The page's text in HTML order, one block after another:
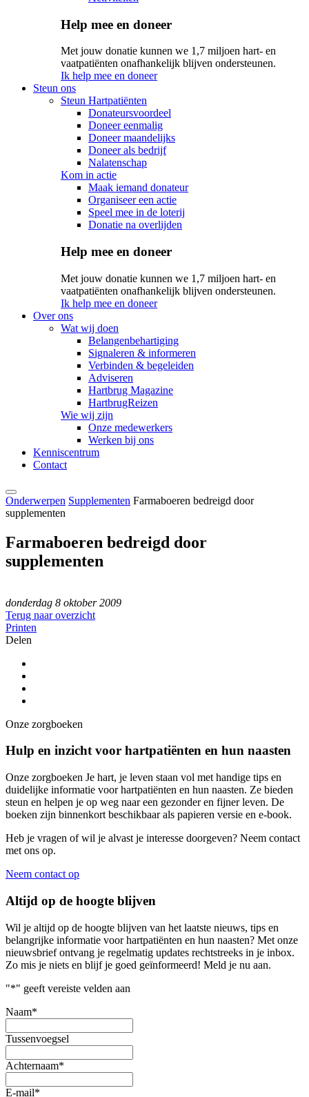
Help mee en doneer
Met jouw donatie kunnen we 1,7 miljoen hart- en
vaatpatiënten onafhankelijk blijven ondersteunen.
Ik help mee en doneer
Steun ons
Steun Hartpatiënten
Donateursvoordeel
Doneer eenmalig
Doneer maandelijks
Doneer als bedrijf
Nalatenschap
Kom in actie
Maak iemand donateur
Organiseer een actie
Speel mee in de loterij
Donatie na overlijden
Help mee en doneer
Met jouw donatie kunnen we 1,7 miljoen hart- en
vaatpatiënten onafhankelijk blijven ondersteunen.
Ik help mee en doneer
Over ons
Wat wij doen
Belangenbehartiging
Signaleren & informeren
Verbinden & begeleiden
Adviseren
Hartbrug Magazine
HartbrugReizen
Wie wij zijn
Onze medewerkers
Werken bij ons
Kenniscentrum
Contact
Onderwerpen Supplementen Farmaboeren bedreigd door
supplementen
Farmaboeren bedreigd door
supplementen
donderdag 8 oktober 2009
Terug naar overzicht
Printen
Delen
Onze zorgboeken
Hulp en inzicht voor hartpatiënten en hun naasten
Onze zorgboeken Je hart, je leven staan vol met handige tips en
duidelijke informatie voor hartpatiënten en hun naasten. Ze bieden
steun en helpen je op weg naar een gezonder en fijner leven. De
boeken zijn binnenkort beschikbaar als papieren versie en e-book.
Heb je vragen of wil je alvast je interesse doorgeven? Neem contact
met ons op.
Neem contact op
Altijd op de hoogte blijven
Wil je altijd op de hoogte blijven van het laatste nieuws, tips en
belangrijke informatie voor hartpatiënten en hun naasten? Met onze
nieuwsbrief ontvang je regelmatig updates rechtstreeks in je inbox.
Zo mis je niets en blijf je goed geïnformeerd! Meld je nu aan.
"*" geeft vereiste velden aan
Naam*
Tussenvoegsel
Achternaam*
E-mail*